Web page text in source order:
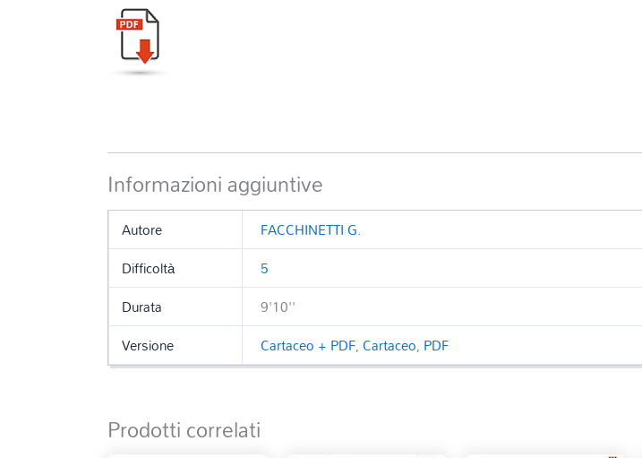
Informazioni aggiuntive
Autore
FACCHINETTI G.
Difficoltà
5
Durata
9'10''
Versione
Cartaceo + PDF,Cartaceo, PDF
Prodotti correlati